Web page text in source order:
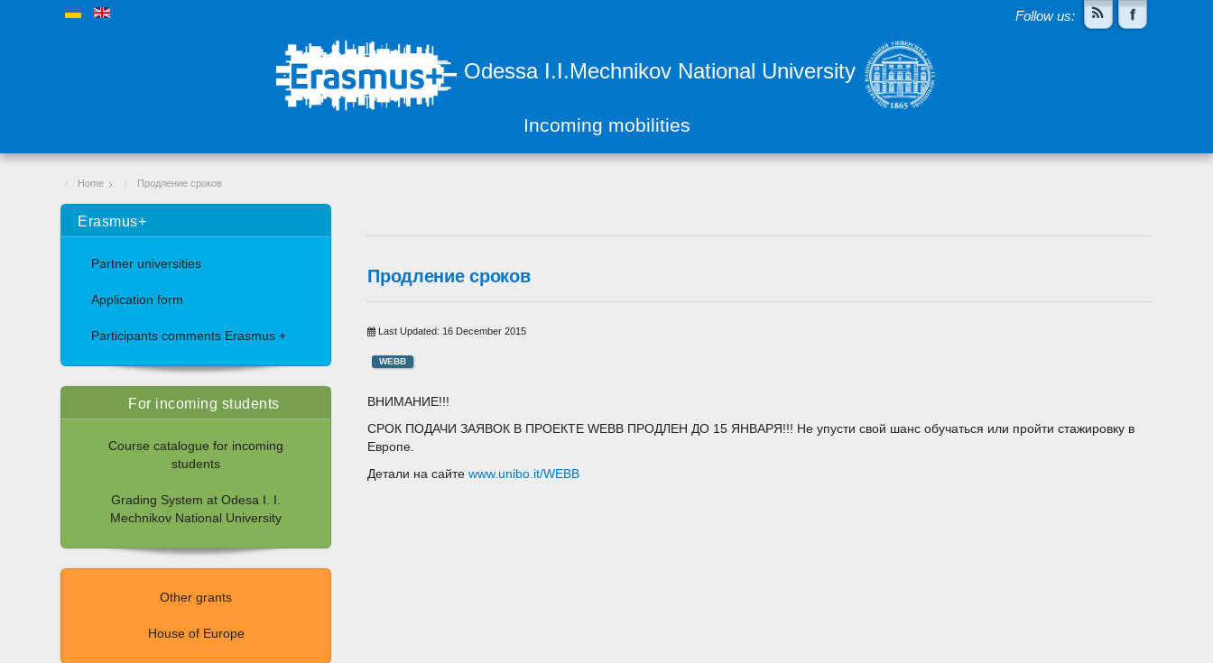
Follow us:
Odessa I.I.Mechnikov National University
Incoming mobilities
Home Продление сроков
Erasmus+
Partner universities
Application form
Participants comments Erasmus +
For incoming students
Course catalogue for incoming
students
Grading System at Odesa I. I.
Mechnikov National University
Other grants
House of Europe
Продление сроков
Last Updated: 16 December 2015
WEBB
ВНИМАНИЕ!!!
СРОК ПОДАЧИ ЗАЯВОК В ПРОЕКТЕ WEBB ПРОДЛЕН ДО 15 ЯНВАРЯ!!! Не упусти свой шанс обучаться или пройти стажировку в
Европе.
Детали на сайтеwww.unibo.it/WEBB